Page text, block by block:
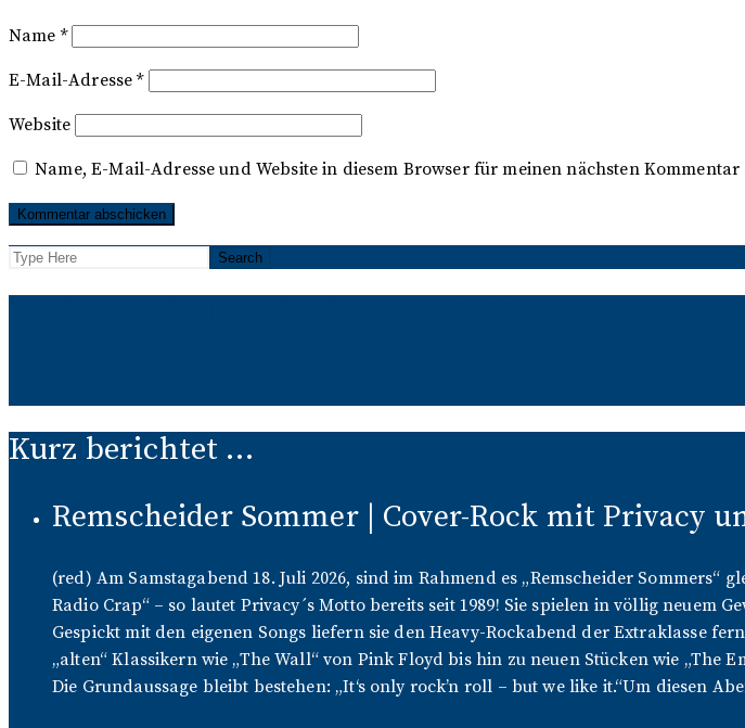
Name *
E-Mail-Adresse*
Website
Name, E-Mail-Adresse und Website in diesem Browser für meinen nächsten Kommentar
Kurz berichtet …
Remscheider Sommer | Cover-Rock mit Privacy
(red) Am Samstagabend 18. Juli 2026, sind im Rahmend es „Remscheider
Radio Crap“ – so lautet Privacy´s Motto bereits seit 1989! Sie spielen in völlig neuem
Gespickt mit den eigenen Songs liefern sie den Heavy-Rockabend der Extraklasse
„alten“ Klassikern wie „The Wall“ von Pink Floyd bis hin zu neuen Stücken wie
Die Grundaussage bleibt bestehen: „It‘s only rock’n roll – but we like it.“Um diesen